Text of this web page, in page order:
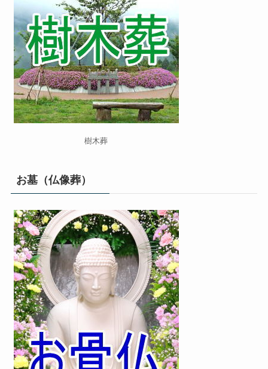
樹木葬
お墓（仏像葬）